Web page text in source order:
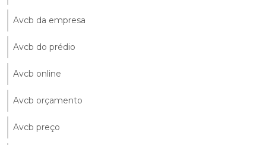
Avcb da empresa
Avcb do prédio
Avcb online
Avcb orçamento
Avcb preço